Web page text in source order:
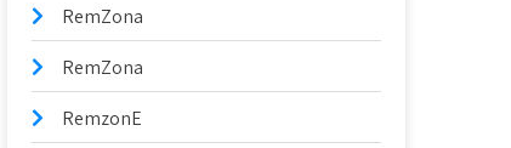
RemZona
RemZona
RemzonE